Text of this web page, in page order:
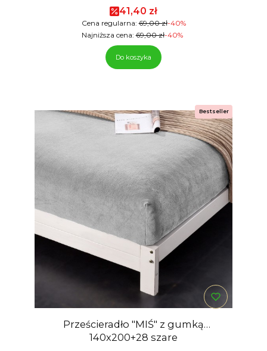
Cena promocyjna
41,40 zł
Cena regularna: 69,00 zł-40%
Najniższa cena: 69,00 zł-40%
Do koszyka
Bestseller
Prześcieradło "MIŚ" z gumką
140x200+28 szare